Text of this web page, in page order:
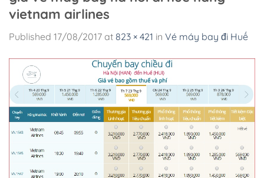
vietnam airlines
Published 17/08/2017 at 823 × 421 in Vé máy bay đi Huế